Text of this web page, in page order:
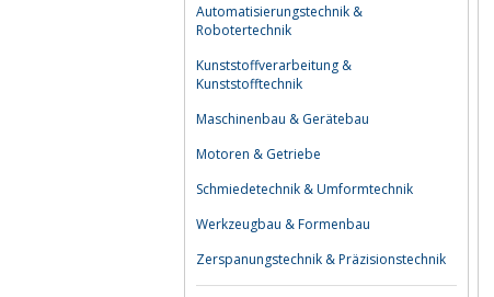
Automatisierungstechnik &
Robotertechnik
Kunststoffverarbeitung &
Kunststofftechnik
Maschinenbau & Gerätebau
Motoren & Getriebe
Schmiedetechnik & Umformtechnik
Werkzeugbau & Formenbau
Zerspanungstechnik & Präzisionstechnik